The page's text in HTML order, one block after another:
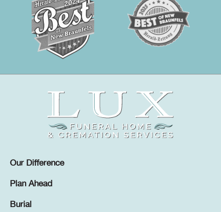
Our Difference
Plan Ahead
Burial